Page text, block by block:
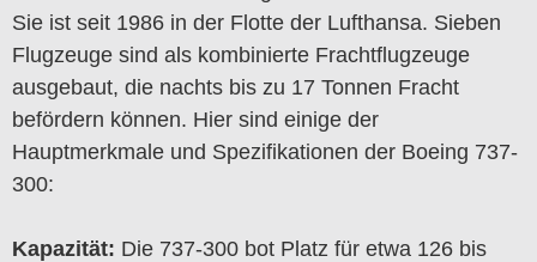
Sie ist seit 1986 in der Flotte der Lufthansa. Sieben
Flugzeuge sind als kombinierte Frachtflugzeuge
ausgebaut, die nachts bis zu 17 Tonnen Fracht
befördern können. Hier sind einige der
Hauptmerkmale und Spezifikationen der Boeing 737-
300:
Kapazität: Die 737-300 bot Platz für etwa 126 bis